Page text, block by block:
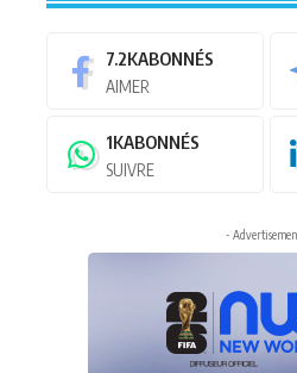
7.2KABONNÉS
AIMER
1KABONNÉS
SUIVRE
-